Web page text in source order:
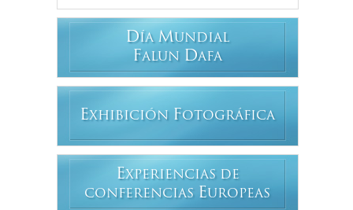
DÍA MUNDIAL
FALUN DAFA
EXHIBICIÓN FOTOGRÁFICA
EXPERIENCIAS DE
CONFERENCIAS EUROPEAS